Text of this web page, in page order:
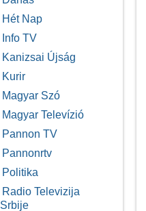
Hét Nap
Info TV
Kanizsai Újság
Kurir
Magyar Szó
Magyar Televízió
Pannon TV
Pannonrtv
Politika
Radio Televizija
Srbije